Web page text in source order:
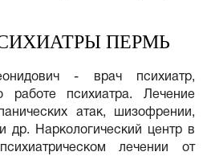
ПЕРМЬ
- врач психиатр,
работе психиатра. Лечение
атак, шизофрении,
др. Наркологический центр в
лечении от